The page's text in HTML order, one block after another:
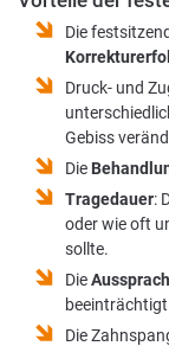
Die
Druck- und
Gebiss
Die
Tragedauer:
oder wie oft
sollte.
Die
Die